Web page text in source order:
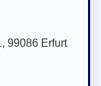
99086 Erfurt